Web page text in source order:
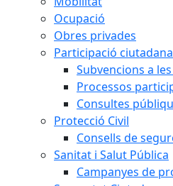
Ocupació
Obres privades
Participació ciutadana
Subvencions a
Processos
Consultes
Protecció Civil
Consells de
Sanitat i Salut Pública
Campanyes de